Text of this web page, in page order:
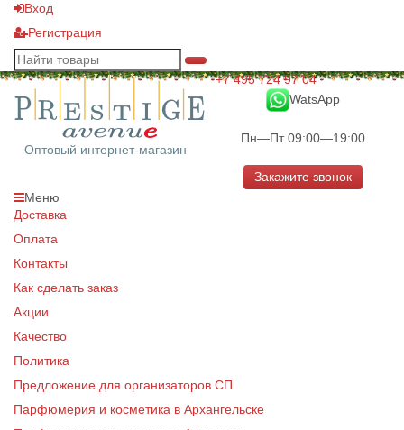
Вход
Регистрация
Оптовый интернет-магазин
+7 495 724 97 04
WatsApp
Пн—Пт 09:00—19:00
Закажите звонок
Меню
Доставка
Оплата
Контакты
Как сделать заказ
Акции
Качество
Политика
Предложение для организаторов СП
Парфюмерия и косметика в Архангельске